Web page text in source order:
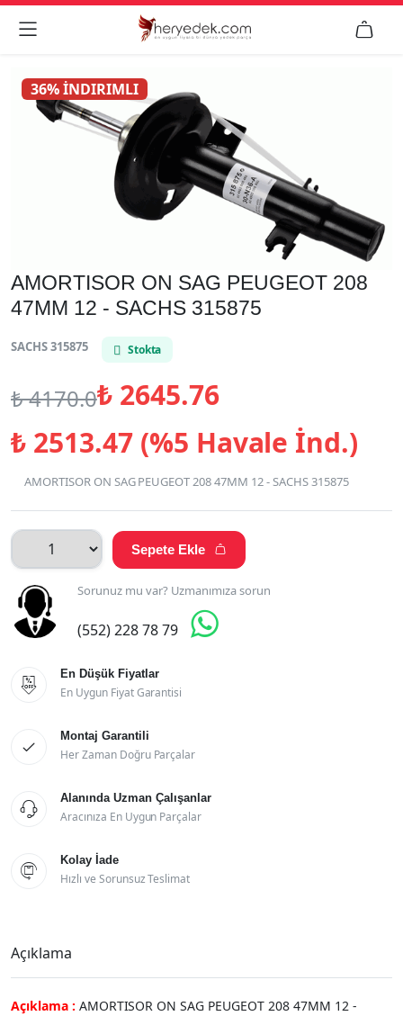
 
36% İNDIRIMLI
AMORTISOR ON SAG PEUGEOT 208
47MM 12 - SACHS 315875
SACHS 315875 Stokta
₺4170.0₺2645.76
₺2513.47 (%5 Havale İnd.)
AMORTISOR ON SAG PEUGEOT 208 47MM 12 - SACHS 315875
Sepete Ekle 
Sorunuz mu var? Uzmanımıza sorun
(552) 228 78 79 

En Düşük Fiyatlar
En Uygun Fiyat Garantisi

Montaj Garantili
Her Zaman Doğru Parçalar

Alanında Uzman Çalışanlar
Aracınıza En Uygun Parçalar

Kolay İade
Hızlı ve Sorunsuz Teslimat
Açıklama
Açıklama : AMORTISOR ON SAG PEUGEOT 208 47MM 12 -